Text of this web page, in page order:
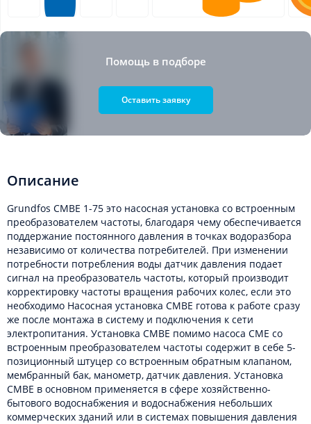
Помощь в подборе
Оставить заявку
Описание
Grundfos CMBE 1-75 это насосная установка со встроенным
преобразователем частоты, благодаря чему обеспечивается
поддержание постоянного давления в точках водоразбора
независимо от количества потребителей. При изменении
потребности потребления воды датчик давления подает
сигнал на преобразователь частоты, который производит
корректировку частоты вращения рабочих колес, если это
необходимо Насосная установка CMBE готова к работе сразу
же после монтажа в систему и подключения к сети
электропитания. Установка CMBE помимо насоса CME со
встроенным преобразователем частоты содержит в себе 5-
позиционный штуцер со встроенным обратным клапаном,
мембранный бак, манометр, датчик давления. Установка
СМBЕ в основном применяется в сфере хозяйственно-
бытового водоснабжения и водоснабжения небольших
коммерческих зданий или в системах повышения давления